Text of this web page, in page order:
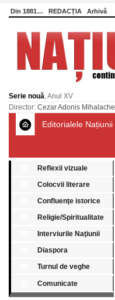
Din 1881… REDACȚIA Arhivă
Serie nouă, Anul XV
Director: Cezar Adonis Mihalache
Editorialele Națiunii
Reflexii vizuale
Colocvii literare
Confluenţe istorice
Religie/Spiritualitate
Interviurile Naţiunii
Diaspora
Turnul de veghe
Comunicate